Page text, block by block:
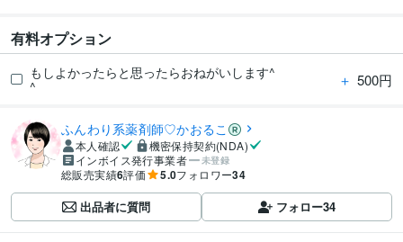
有料オプション
もしよかったらと思ったらおねがいします^
^
＋ 500円
ふんわり系薬剤師♡かおるこ
本人確認
機密保持契約(NDA)
インボイス発行事業者
未登録
総販売実績6評価 5.0フォロワー34
出品者に質問 フォロー34